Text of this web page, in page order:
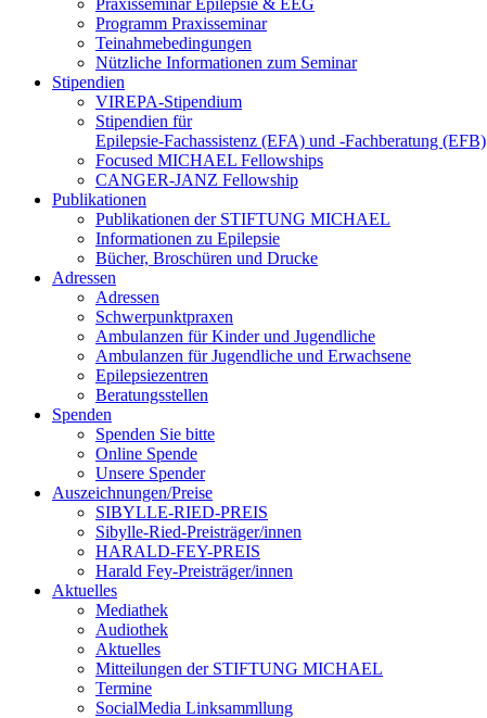
Praxisseminar Epilepsie & EEG
Programm Praxisseminar
Teinahmebedingungen
Nützliche Informationen zum Seminar
Stipendien
VIREPA-Stipendium
Stipendien für
Epilepsie-Fachassistenz (EFA) und -Fachberatung (EFB)
Focused MICHAEL Fellowships
CANGER-JANZ Fellowship
Publikationen
Publikationen der STIFTUNG MICHAEL
Informationen zu Epilepsie
Bücher, Broschüren und Drucke
Adressen
Adressen
Schwerpunktpraxen
Ambulanzen für Kinder und Jugendliche
Ambulanzen für Jugendliche und Erwachsene
Epilepsiezentren
Beratungsstellen
Spenden
Spenden Sie bitte
Online Spende
Unsere Spender
Auszeichnungen/Preise
SIBYLLE-RIED-PREIS
Sibylle-Ried-Preisträger/innen
HARALD-FEY-PREIS
Harald Fey-Preisträger/innen
Aktuelles
Mediathek
Audiothek
Aktuelles
Mitteilungen der STIFTUNG MICHAEL
Termine
SocialMedia Linksammllung